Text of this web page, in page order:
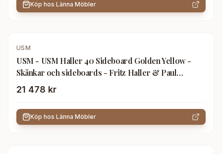
Köp hos Länna Möbler
USM
USM - USM Haller 40 Sideboard Golden Yellow -
Skänkar och sideboards - Fritz Haller & Paul
Schärer - Gul - Metall
21 478 kr
Köp hos Länna Möbler